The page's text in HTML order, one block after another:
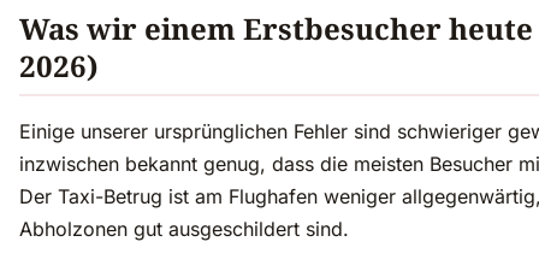
Was wir einem Erstbesucher
2026)
Einige unserer ursprünglichen Fehler sind schwieriger
inzwischen bekannt genug, dass die meisten Besucher
Der Taxi-Betrug ist am Flughafen weniger
Abholzonen gut ausgeschildert sind.